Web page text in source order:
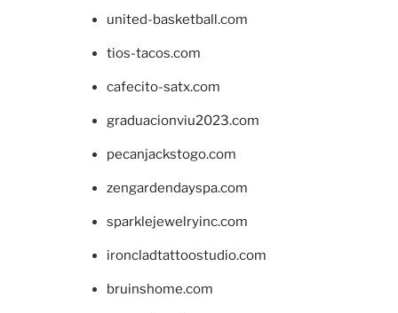
united-basketball.com
tios-tacos.com
cafecito-satx.com
graduacionviu2023.com
pecanjackstogo.com
zengardendayspa.com
sparklejewelryinc.com
ironcladtattoostudio.com
bruinshome.com